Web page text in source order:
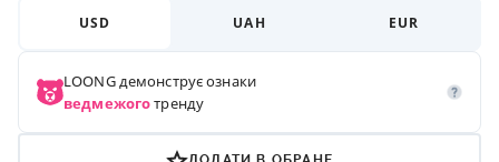
USD UAH EUR
LOONGдемонструє ознаки
ведмежоготренду